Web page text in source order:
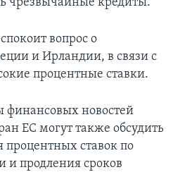
чрезвычайные кредиты.
вопрос о
и Ирландии, в связи с
процентные ставки.
финансовых новостей
ЕС могут также обсудить
ставок по
и продления сроков